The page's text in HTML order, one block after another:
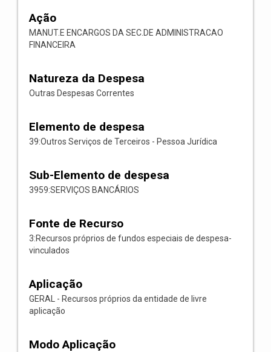
Ação
MANUT.E ENCARGOS DA SEC.DE ADMINISTRACAO
FINANCEIRA
Natureza da Despesa
Outras Despesas Correntes
Elemento de despesa
39:Outros Serviços de Terceiros - Pessoa Jurídica
Sub-Elemento de despesa
3959:SERVIÇOS BANCÁRIOS
Fonte de Recurso
3:Recursos próprios de fundos especiais de despesa-
vinculados
Aplicação
GERAL - Recursos próprios da entidade de livre
aplicação
Modo Aplicação